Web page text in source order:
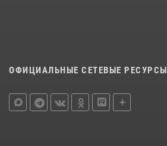
ОФИЦИАЛЬНЫЕ СЕТЕВЫЕ РЕСУРСЫ